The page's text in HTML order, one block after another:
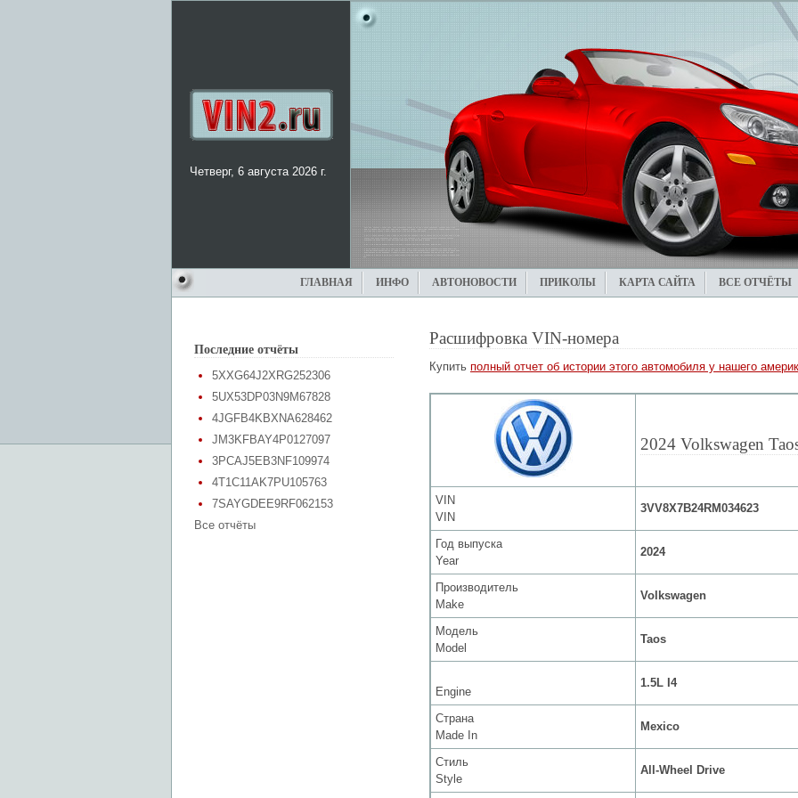
Четверг, 6 августа 2026 г.
ГЛАВНАЯ ИНФО АВТОНОВОСТИ ПРИКОЛЫ КАРТА САЙТА ВСЕ ОТЧЁТЫ
Последние отчёты
5XXG64J2XRG252306
5UX53DP03N9M67828
4JGFB4KBXNA628462
JM3KFBAY4P0127097
3PCAJ5EB3NF109974
4T1C11AK7PU105763
7SAYGDEE9RF062153
Все отчёты
Расшифровка VIN-номера
Купить полный отчет об истории этого автомобиля у нашего
2024 Volkswagen
VIN
VIN
3VV8X7B24RM034623
Год выпуска
Year
2024
Производитель
Make
Volkswagen
Модель
Model
Taos
Engine
1.5L I4
Страна
Made In
Mexico
Стиль
Style
All-Wheel Drive